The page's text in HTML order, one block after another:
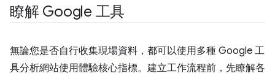
瞭解 Google 工具
無論您是否自行收集現場資料，都可以使用多種 Google 工
具分析網站使用體驗核心指標。建立工作流程前，先瞭解各